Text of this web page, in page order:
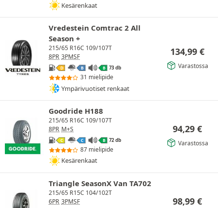
Kesärenkaat
Vredestein Comtrac 2 All
Season +
215/65 R16C 109/107T
8PR 3PMSF
D B B 73 db
31 mielipide
Ympärivuotiset renkaat
134,99 €
Varastossa
Goodride H188
215/65 R16C 109/107T
8PR M+S
C C B 72 db
87 mielipide
Kesärenkaat
94,29 €
Varastossa
Triangle SeasonX Van TA702
215/65 R15C 104/102T
6PR 3PMSF 98,99 €